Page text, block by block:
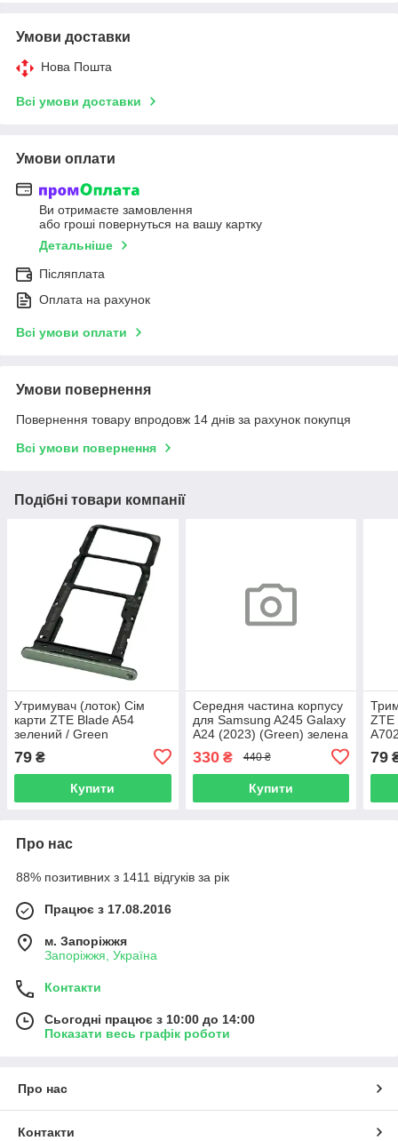
Умови доставки
Нова Пошта
Всі умови доставки
Умови оплати
Ви отримаєте замовлення
або гроші повернуться на вашу картку
Детальніше
Післяплата
Оплата на рахунок
Всі умови оплати
Умови повернення
Повернення товару впродовж 14 днів за рахунок покупця
Всі умови повернення
Подібні товари компанії
Утримувач (лоток) Сім
карти ZTE Blade A54
зелений / Green
79 ₴
Купити
Середня частина корпусу
для Samsung A245 Galaxy
A24 (2023) (Green) зелена
330₴ 440 ₴
Купити
ZTE
79
Про нас
88% позитивних з 1411 відгуків за рік
Працює з 17.08.2016
м. Запоріжжя
Запоріжжя, Україна
Контакти
Сьогодні працює з 10:00 до 14:00
Показати весь графік роботи
Про нас
Контакти